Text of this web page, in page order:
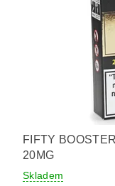
FIFTY
20MG
Skladem